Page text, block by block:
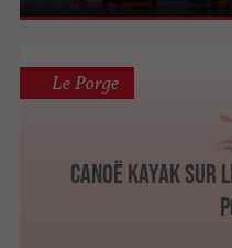
Canoë kayak sur
Le Porge